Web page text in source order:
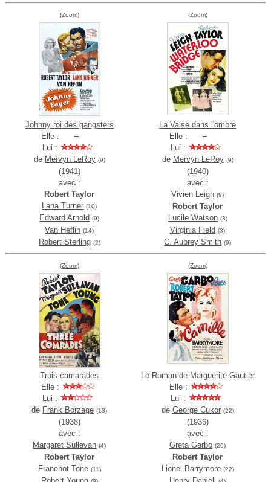
(Zoom)
Johnny roi des gangsters
Elle :
Lui :
de Mervyn LeRoy (9)
(1941)
avec :
Robert Taylor
Lana Turner (10)
Edward Arnold (9)
Van Heflin (14)
Robert Sterling (2)
(Zoom)
La Valse dans l'ombre
Elle :
Lui :
de Mervyn LeRoy (9)
(1940)
avec :
Vivien Leigh (9)
Robert Taylor
Lucile Watson (3)
Virginia Field (3)
C. Aubrey Smith (9)
(Zoom)
Trois camarades
Elle :
Lui :
de Frank Borzage (13)
(1938)
avec :
Margaret Sullavan (4)
Robert Taylor
Franchot Tone (11)
(Zoom)
Le Roman de Marguerite Gautier
Elle :
Lui :
de George Cukor (22)
(1936)
avec :
Greta Garbo (20)
Robert Taylor
Lionel Barrymore (22)